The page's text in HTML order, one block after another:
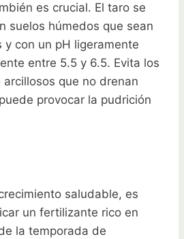
es crucial. El taro se
suelos húmedos que sean
y con un pH ligeramente
entre 5.5 y 6.5. Evita los
que no drenan
provocar la pudrición
saludable, es
un fertilizante rico en
la temporada de